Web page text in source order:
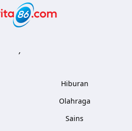
,
Hiburan
Olahraga
Sains